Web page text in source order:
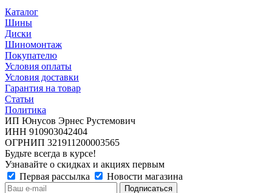
Каталог
Шины
Диски
Шиномонтаж
Покупателю
Условия оплаты
Условия доставки
Гарантия на товар
Статьи
Политика
ИП Юнусов Эрнес Рустемович
ИНН 910903042404
ОГРНИП 321911200003565
Будьте всегда в курсе!
Узнавайте о скидках и акциях первым
Первая рассылка
Новости магазина